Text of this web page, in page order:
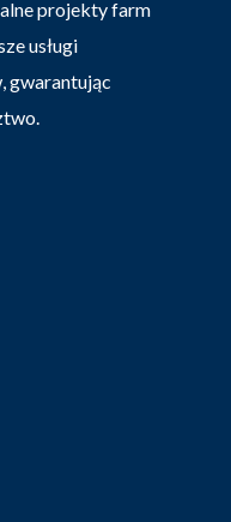
projekty farm
usługi
gwarantując